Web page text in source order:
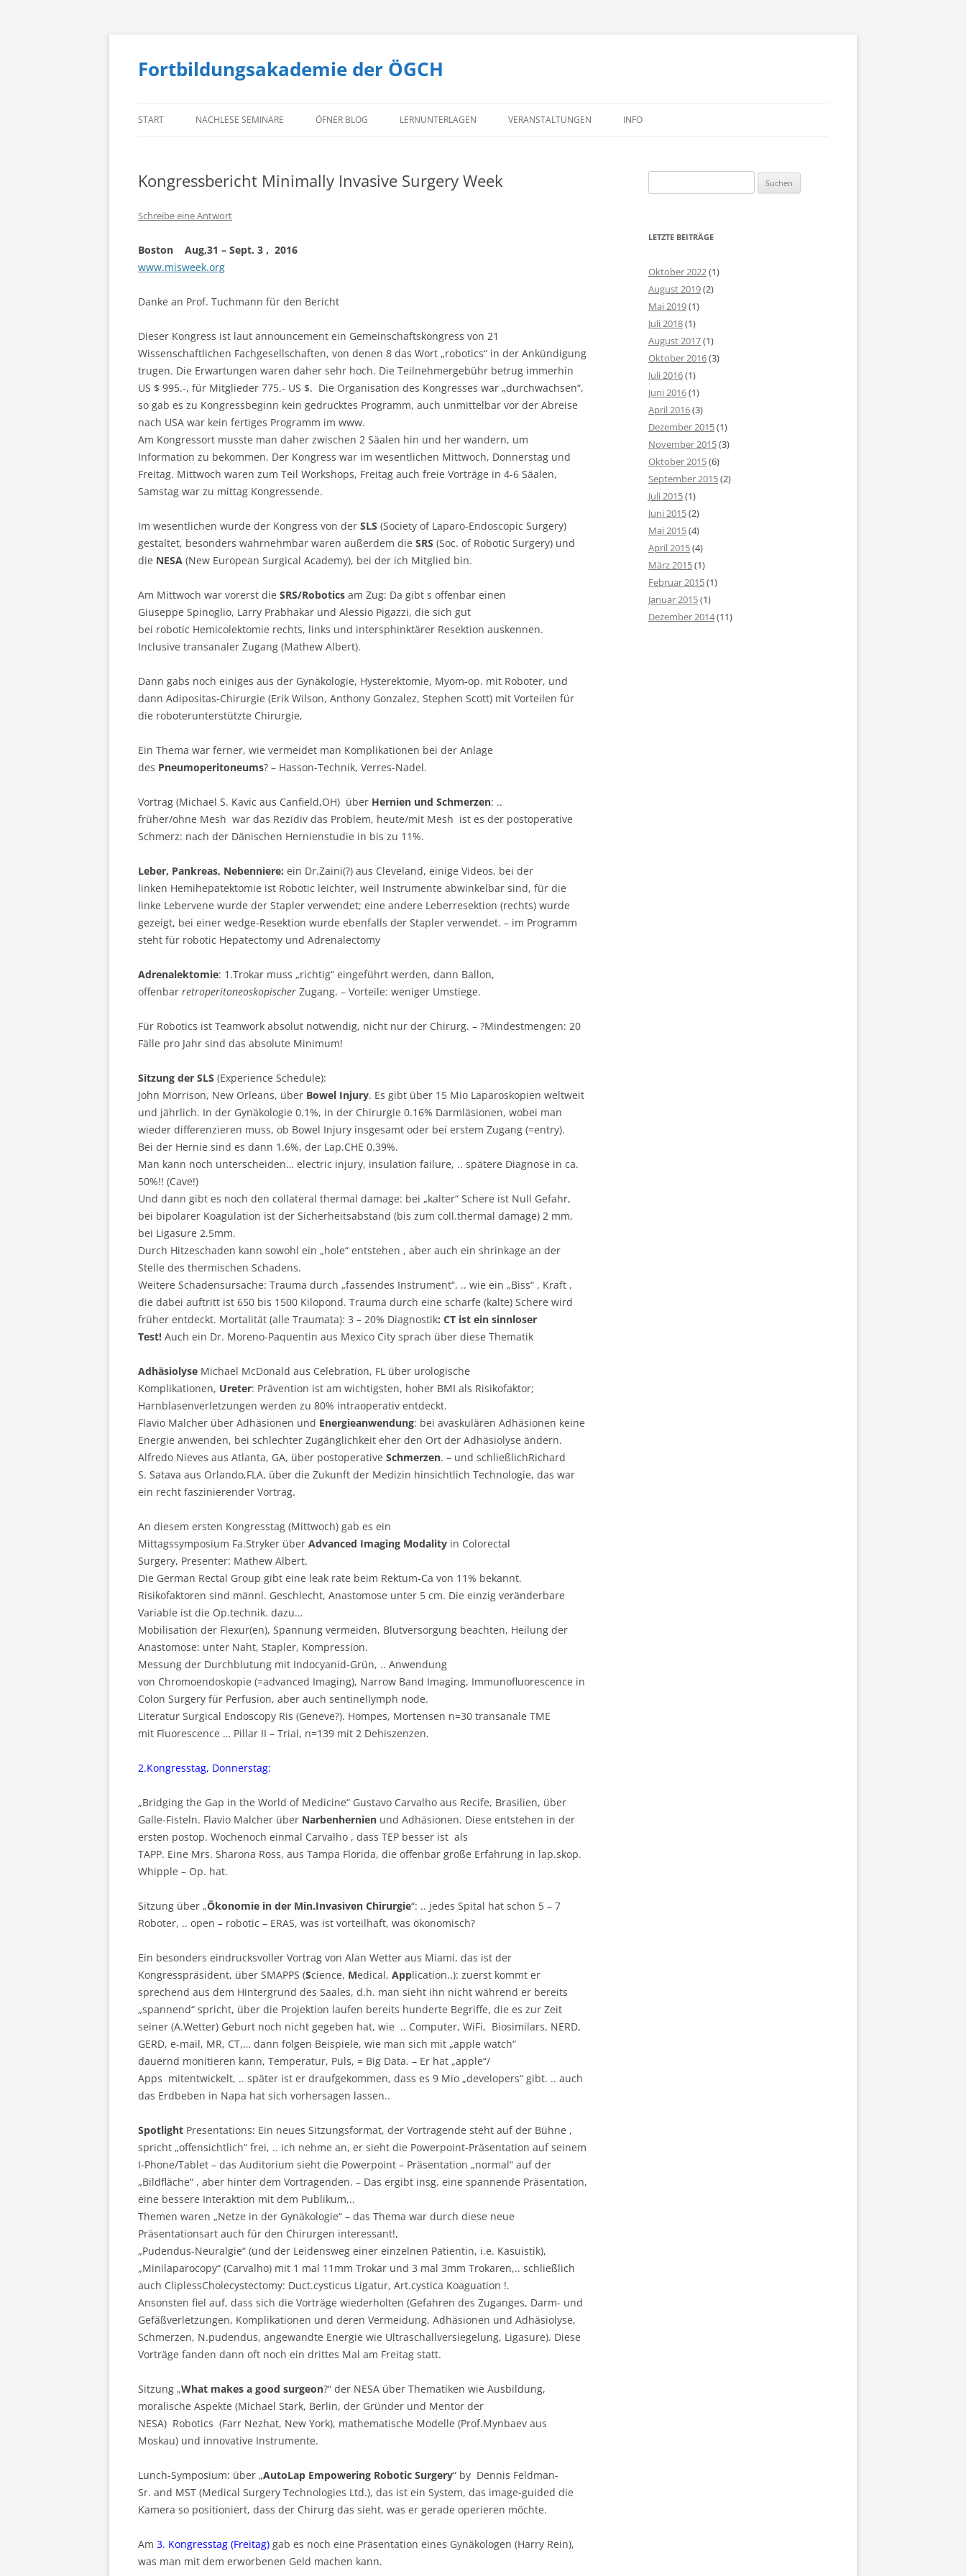
Fortbildungsakademie der ÖGCH
Inhalt
START NACHLESE SEMINARE ÖFNER BLOG LERNUNTERLAGEN VERANSTALTUNGEN INFO
IMPRESSUM
Kongressbericht Minimally Invasive Surgery Week
Schreibe eine Antwort
Boston Aug,31 – Sept. 3 , 2016
www.misweek.org
Danke an Prof. Tuchmann für den Bericht
Dieser Kongress ist laut announcement ein Gemeinschaftskongress von 21
Wissenschaftlichen Fachgesellschaften, von denen 8 das Wort „robotics“ in der Ankündigung
trugen. Die Erwartungen waren daher sehr hoch. Die Teilnehmergebühr betrug immerhin
US $ 995.-, für Mitglieder 775.- US $. Die Organisation des Kongresses war „durchwachsen“,
so gab es zu Kongressbeginn kein gedrucktes Programm, auch unmittelbar vor der Abreise
nach USA war kein fertiges Programm im www.
Am Kongressort musste man daher zwischen 2 Säalen hin und her wandern, um
Information zu bekommen. Der Kongress war im wesentlichen Mittwoch, Donnerstag und
Freitag. Mittwoch waren zum Teil Workshops, Freitag auch freie Vorträge in 4-6 Säalen,
Samstag war zu mittag Kongressende.
Im wesentlichen wurde der Kongress von der SLS (Society of Laparo-Endoscopic Surgery)
gestaltet, besonders wahrnehmbar waren außerdem die SRS (Soc. of Robotic Surgery) und
die NESA (New European Surgical Academy), bei der ich Mitglied bin.
Am Mittwoch war vorerst die SRS/Robotics am Zug: Da gibt s offenbar einen
Giuseppe Spinoglio, Larry Prabhakar und Alessio Pigazzi, die sich gut
bei robotic Hemicolektomie rechts, links und intersphinktärer Resektion auskennen.
Inclusive transanaler Zugang (Mathew Albert).
Dann gabs noch einiges aus der Gynäkologie, Hysterektomie, Myom-op. mit Roboter, und
dann Adipositas-Chirurgie (Erik Wilson, Anthony Gonzalez, Stephen Scott) mit Vorteilen für
die roboterunterstützte Chirurgie,
Ein Thema war ferner, wie vermeidet man Komplikationen bei der Anlage
des Pneumoperitoneums? – Hasson-Technik, Verres-Nadel.
Vortrag (Michael S. Kavic aus Canfield,OH) über Hernien und Schmerzen: ..
früher/ohne Mesh war das Rezidiv das Problem, heute/mit Mesh ist es der postoperative
Schmerz: nach der Dänischen Hernienstudie in bis zu 11%.
Leber, Pankreas, Nebenniere: ein Dr.Zaini(?) aus Cleveland, einige Videos, bei der
linken Hemihepatektomie ist Robotic leichter, weil Instrumente abwinkelbar sind, für die
linke Lebervene wurde der Stapler verwendet; eine andere Leberresektion (rechts) wurde
gezeigt, bei einer wedge-Resektion wurde ebenfalls der Stapler verwendet. – im Programm
steht für robotic Hepatectomy und Adrenalectomy
Adrenalektomie: 1.Trokar muss „richtig“ eingeführt werden, dann Ballon,
offenbar retroperitoneoskopischer Zugang. – Vorteile: weniger Umstiege.
Für Robotics ist Teamwork absolut notwendig, nicht nur der Chirurg. – ?Mindestmengen: 20
Fälle pro Jahr sind das absolute Minimum!
Sitzung der SLS (Experience Schedule):
John Morrison, New Orleans, über Bowel Injury. Es gibt über 15 Mio Laparoskopien weltweit
und jährlich. In der Gynäkologie 0.1%, in der Chirurgie 0.16% Darmläsionen, wobei man
wieder differenzieren muss, ob Bowel Injury insgesamt oder bei erstem Zugang (=entry).
Bei der Hernie sind es dann 1.6%, der Lap.CHE 0.39%.
Man kann noch unterscheiden… electric injury, insulation failure, .. spätere Diagnose in ca.
50%!! (Cave!)
Und dann gibt es noch den collateral thermal damage: bei „kalter“ Schere ist Null Gefahr,
bei bipolarer Koagulation ist der Sicherheitsabstand (bis zum coll.thermal damage) 2 mm,
bei Ligasure 2.5mm.
Durch Hitzeschaden kann sowohl ein „hole“ entstehen , aber auch ein shrinkage an der
Stelle des thermischen Schadens.
Weitere Schadensursache: Trauma durch „fassendes Instrument“, .. wie ein „Biss“ , Kraft ,
die dabei auftritt ist 650 bis 1500 Kilopond. Trauma durch eine scharfe (kalte) Schere wird
früher entdeckt. Mortalität (alle Traumata): 3 – 20% Diagnostik: CT ist ein sinnloser
Test! Auch ein Dr. Moreno-Paquentin aus Mexico City sprach über diese Thematik
Adhäsiolyse Michael McDonald aus Celebration, FL über urologische
Komplikationen, Ureter: Prävention ist am wichtigsten, hoher BMI als Risikofaktor;
Harnblasenverletzungen werden zu 80% intraoperativ entdeckt.
Flavio Malcher über Adhäsionen und Energieanwendung: bei avaskulären Adhäsionen keine
Energie anwenden, bei schlechter Zugänglichkeit eher den Ort der Adhäsiolyse ändern.
Alfredo Nieves aus Atlanta, GA, über postoperative Schmerzen. – und schließlichRichard
S. Satava aus Orlando,FLA, über die Zukunft der Medizin hinsichtlich Technologie, das war
ein recht faszinierender Vortrag.
An diesem ersten Kongresstag (Mittwoch) gab es ein
Mittagssymposium Fa.Stryker über Advanced Imaging Modality in Colorectal
Surgery, Presenter: Mathew Albert.
Die German Rectal Group gibt eine leak rate beim Rektum-Ca von 11% bekannt.
Risikofaktoren sind männl. Geschlecht, Anastomose unter 5 cm. Die einzig veränderbare
Variable ist die Op.technik. dazu…
Mobilisation der Flexur(en), Spannung vermeiden, Blutversorgung beachten, Heilung der
Anastomose: unter Naht, Stapler, Kompression.
Messung der Durchblutung mit Indocyanid-Grün, .. Anwendung
von Chromoendoskopie (=advanced Imaging), Narrow Band Imaging, Immunofluorescence in
Colon Surgery für Perfusion, aber auch sentinellymph node.
Literatur Surgical Endoscopy Ris (Geneve?). Hompes, Mortensen n=30 transanale TME
mit Fluorescence … Pillar II – Trial, n=139 mit 2 Dehiszenzen.
2.Kongresstag, Donnerstag:
„Bridging the Gap in the World of Medicine“ Gustavo Carvalho aus Recife, Brasilien, über
Galle-Fisteln. Flavio Malcher über Narbenhernien und Adhäsionen. Diese entstehen in der
ersten postop. Wochenoch einmal Carvalho , dass TEP besser ist als
TAPP. Eine Mrs. Sharona Ross, aus Tampa Florida, die offenbar große Erfahrung in lap.skop.
Whipple – Op. hat.
Sitzung über „Ökonomie in der Min.Invasiven Chirurgie“: .. jedes Spital hat schon 5 – 7
Roboter, .. open – robotic – ERAS, was ist vorteilhaft, was ökonomisch?
Ein besonders eindrucksvoller Vortrag von Alan Wetter aus Miami, das ist der
Kongresspräsident, über SMAPPS (Science, Medical, Application..): zuerst kommt er
sprechend aus dem Hintergrund des Saales, d.h. man sieht ihn nicht während er bereits
„spannend“ spricht, über die Projektion laufen bereits hunderte Begriffe, die es zur Zeit
seiner (A.Wetter) Geburt noch nicht gegeben hat, wie .. Computer, WiFi, Biosimilars, NERD,
GERD, e-mail, MR, CT,… dann folgen Beispiele, wie man sich mit „apple watch“
dauernd monitieren kann, Temperatur, Puls, = Big Data. – Er hat „apple“/
Apps mitentwickelt, .. später ist er draufgekommen, dass es 9 Mio „developers“ gibt. .. auch
das Erdbeben in Napa hat sich vorhersagen lassen..
Spotlight Presentations: Ein neues Sitzungsformat, der Vortragende steht auf der Bühne ,
spricht „offensichtlich“ frei, .. ich nehme an, er sieht die Powerpoint-Präsentation auf seinem
I-Phone/Tablet – das Auditorium sieht die Powerpoint – Präsentation „normal“ auf der
„Bildfläche“ , aber hinter dem Vortragenden. – Das ergibt insg. eine spannende Präsentation,
eine bessere Interaktion mit dem Publikum,..
Themen waren „Netze in der Gynäkologie“ – das Thema war durch diese neue
Präsentationsart auch für den Chirurgen interessant!,
„Pudendus-Neuralgie“ (und der Leidensweg einer einzelnen Patientin, i.e. Kasuistik),
„Minilaparocopy“ (Carvalho) mit 1 mal 11mm Trokar und 3 mal 3mm Trokaren,.. schließlich
auch CliplessCholecystectomy: Duct.cysticus Ligatur, Art.cystica Koaguation !.
Ansonsten fiel auf, dass sich die Vorträge wiederholten (Gefahren des Zuganges, Darm- und
Gefäßverletzungen, Komplikationen und deren Vermeidung, Adhäsionen und Adhäsiolyse,
Schmerzen, N.pudendus, angewandte Energie wie Ultraschallversiegelung, Ligasure). Diese
Vorträge fanden dann oft noch ein drittes Mal am Freitag statt.
Sitzung „What makes a good surgeon?“ der NESA über Thematiken wie Ausbildung,
moralische Aspekte (Michael Stark, Berlin, der Gründer und Mentor der
NESA) Robotics (Farr Nezhat, New York), mathematische Modelle (Prof.Mynbaev aus
Moskau) und innovative Instrumente.
Lunch-Symposium: über „AutoLap Empowering Robotic Surgery“ by Dennis Feldman-
Sr. and MST (Medical Surgery Technologies Ltd.), das ist ein System, das image-guided die
Kamera so positioniert, dass der Chirurg das sieht, was er gerade operieren möchte.
Am 3. Kongresstag (Freitag) gab es noch eine Präsentation eines Gynäkologen (Harry Rein),
was man mit dem erworbenen Geld machen kann.
nach:
LETZTE BEITRÄGE
Oktober 2022(1)
August 2019(2)
Mai 2019(1)
Juli 2018(1)
August 2017(1)
Oktober 2016(3)
Juli 2016(1)
Juni 2016(1)
April 2016(3)
Dezember 2015(1)
November 2015(3)
Oktober 2015(6)
September 2015(2)
Juli 2015(1)
Juni 2015(2)
Mai 2015(4)
April 2015(4)
März 2015(1)
Februar 2015(1)
Januar 2015(1)
Dezember 2014(11)